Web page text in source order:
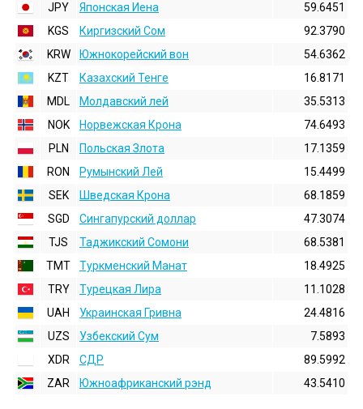
JPY
Японская Иена
59.6451
KGS
Киргизский Сом
92.3790
KRW
Южнокорейский вон
54.6362
KZT
Казахский Тенге
16.8171
MDL
Молдавский лей
35.5313
NOK
Норвежская Крона
74.6493
PLN
Польская Злота
17.1359
RON
Румынский Лей
15.4499
SEK
Шведская Крона
68.1859
SGD
Сингапурский доллар
47.3074
TJS
Таджикский Сомони
68.5381
TMT
Туркменский Манат
18.4925
TRY
Турецкая Лира
11.1028
UAH
Украинская Гривна
24.4816
UZS
Узбекский Сум
7.5893
XDR
СДР
89.5992
ZAR
Южноафриканский рэнд 43.5410